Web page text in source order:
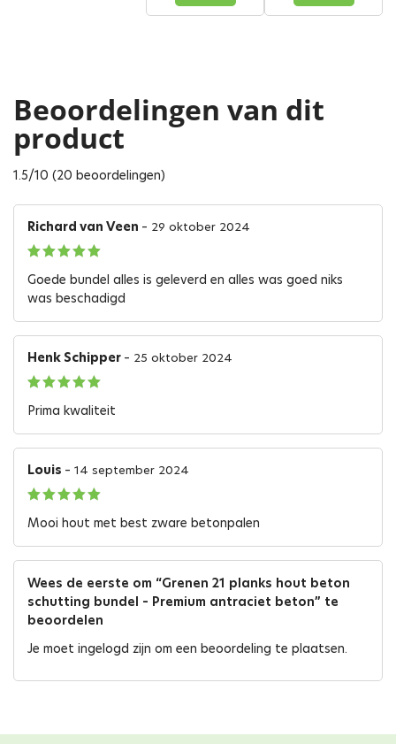
Beoordelingen van dit
product
1.5/10 (20 beoordelingen)
Richard van Veen – 29 oktober 2024
uit 5
Goede bundel alles is geleverd en alles was goed niks
was beschadigd
Henk Schipper – 25 oktober 2024
uit 5
Prima kwaliteit
Louis – 14 september 2024
uit 5
Mooi hout met best zware betonpalen
Wees de eerste om “Grenen 21 planks hout beton
schutting bundel – Premium antraciet beton” te
beoordelen
Je moet ingelogd zijn om een beoordeling te plaatsen.